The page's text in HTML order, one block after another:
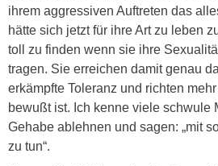
ihrem aggressiven Auftreten das
hätte sich jetzt für ihre Art zu leben
toll zu finden wenn sie ihre
tragen. Sie erreichen damit genau
erkämpfte Toleranz und richten
bewußt ist. Ich kenne viele schwule
Gehabe ablehnen und sagen: „mit
zu tun“.